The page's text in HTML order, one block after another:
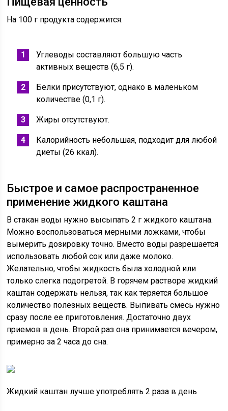
На 100 г продукта содержится:
Углеводы составляют большую часть
активных веществ (6,5 г).
Белки присутствуют, однако в маленьком
количестве (0,1 г).
Жиры отсутствуют.
Калорийность небольшая, подходит для любой
диеты (26 ккал).
Быстрое и самое распространенное
применение жидкого каштана
В стакан воды нужно высыпать 2 г жидкого каштана.
Можно воспользоваться мерными ложками, чтобы
вымерить дозировку точно. Вместо воды разрешается
использовать любой сок или даже молоко.
Желательно, чтобы жидкость была холодной или
только слегка подогретой. В горячем растворе жидкий
каштан содержать нельзя, так как теряется большое
количество полезных веществ. Выпивать смесь нужно
сразу после ее приготовления. Достаточно двух
приемов в день. Второй раз она принимается вечером,
примерно за 2 часа до сна.
Жидкий каштан лучше употреблять 2 раза в день